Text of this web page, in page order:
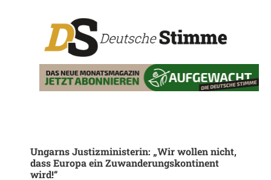
Ungarns Justizministerin: „Wir wollen nicht,
dass Europa ein Zuwanderungskontinent
wird!“